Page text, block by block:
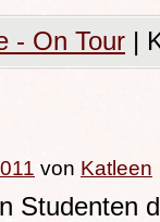
- On Tour |
von Katleen
Studenten